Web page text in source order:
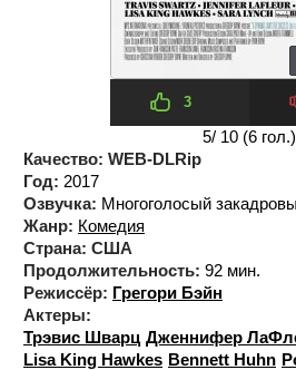
3
5/ 10 (6 гол.)
Качество: WEB-DLRip
Год: 2017
Озвучка: Многоголосый
Жанр: Комедия
Страна: США
Продолжительность: 92 мин.
Режиссёр: Грегори Бэйн
Актеры:
Трэвис Шварц Дженнифер
Lisa King Hawkes Bennett Huhn